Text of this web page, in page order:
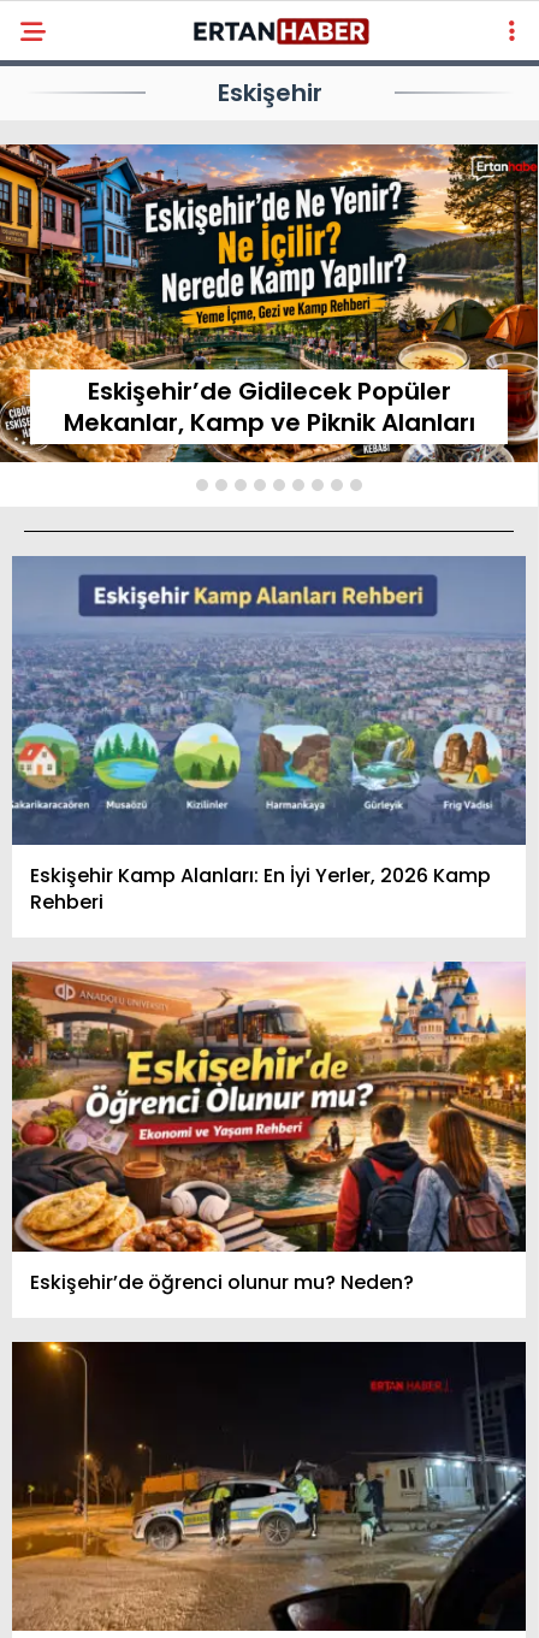
Eskişehir
Eskişehir’de Gidilecek Popüler
Mekanlar, Kamp ve Piknik Alanları
Eskişehir Kamp Alanları: En İyi Yerler, 2026 Kamp
Rehberi
Eskişehir’de öğrenci olunur mu? Neden?